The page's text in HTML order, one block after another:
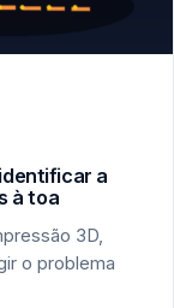
a
à toa
3D,
o problema